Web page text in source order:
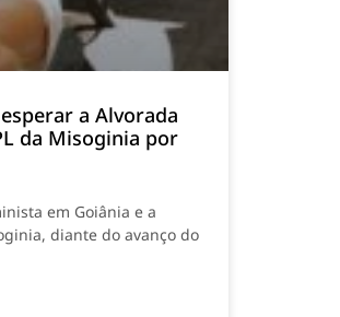
a Alvorada
da Misoginia por
em Goiânia e a
diante do avanço do